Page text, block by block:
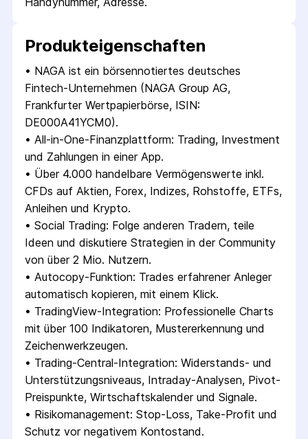
Produkt­eigenschaften
• NAGA ist ein börsennotiertes deutsches
Fintech-Unternehmen (NAGA Group AG,
Frankfurter Wertpapierbörse, ISIN:
DE000A41YCM0).
• All-in-One-Finanzplattform: Trading, Investment
und Zahlungen in einer App.
• Über 4.000 handelbare Vermögenswerte inkl.
CFDs auf Aktien, Forex, Indizes, Rohstoffe, ETFs,
Anleihen und Krypto.
• Social Trading: Folge anderen Tradern, teile
Ideen und diskutiere Strategien in der Community
von über 2 Mio. Nutzern.
• Autocopy-Funktion: Trades erfahrener Anleger
automatisch kopieren, mit einem Klick.
• TradingView-Integration: Professionelle Charts
mit über 100 Indikatoren, Mustererkennung und
Zeichenwerkzeugen.
• Trading-Central-Integration: Widerstands- und
Unterstützungsniveaus, Intraday-Analysen, Pivot-
Preispunkte, Wirtschaftskalender und Signale.
• Risikomanagement: Stop-Loss, Take-Profit und
Schutz vor negativem Kontostand.